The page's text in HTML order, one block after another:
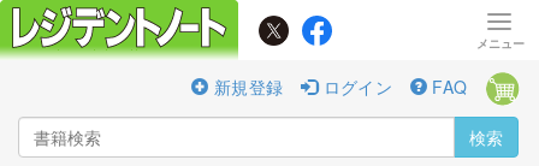
新規登録 ログイン FAQ
検索